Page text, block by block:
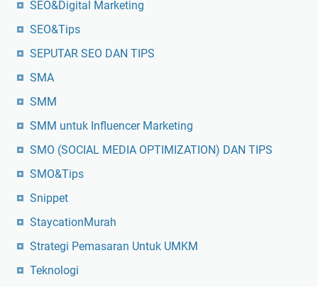
SEO&Digital Marketing
SEO&Tips
SEPUTAR SEO DAN TIPS
SMA
SMM
SMM untuk Influencer Marketing
SMO (SOCIAL MEDIA OPTIMIZATION) DAN TIPS
SMO&Tips
Snippet
StaycationMurah
Strategi Pemasaran Untuk UMKM
Teknologi